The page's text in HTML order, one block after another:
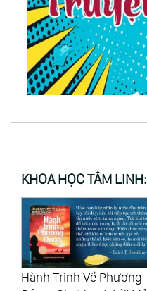
KHOA HỌC TÂM LINH:
Quy Luật Vũ Trụ Thứ 7: